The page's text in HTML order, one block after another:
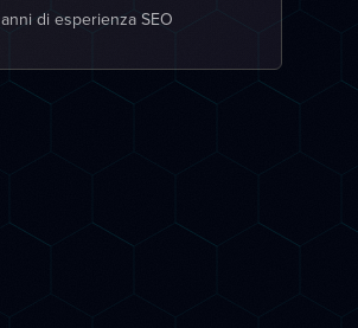
anni di esperienza SEO